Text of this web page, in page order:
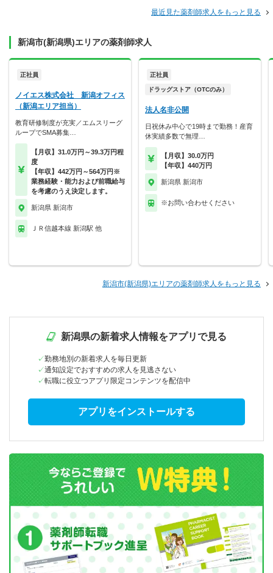
最近見た薬剤師求人をもっと見る
新潟市(新潟県)エリアの薬剤師求人
正社員
ノイエス株式会社 新潟オフィス
（新潟エリア担当）
教育研修制度が充実／エムスリーグ
ループでSMA募集…
【月収】31.0万円～39.3万円程
度
【年収】442万円～564万円※
業務経験・能力および前職給与
を考慮のうえ決定します。
新潟県 新潟市
ＪＲ信越本線 新潟駅 他
正社員
ドラッグストア（OTCのみ）
法人名非公開
日祝休み中心で19時まで勤務！産育
休実績多数で無理…
【月収】30.0万円
【年収】440万円
新潟県 新潟市
※お問い合わせください
新潟市(新潟県)エリアの薬剤師求人をもっと見る
新潟県の新着求人情報をアプリで見る
勤務地別の新着求人を毎日更新
通知設定でおすすめの求人を見逃さない
転職に役立つアプリ限定コンテンツを配信中
アプリをインストールする